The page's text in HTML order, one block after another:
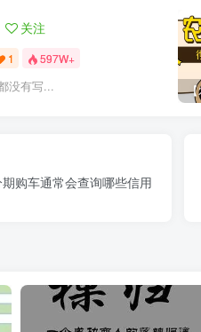
关注
1 597W+
没有写...
购车通常会查询哪些信用